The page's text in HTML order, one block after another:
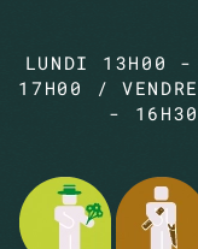
LUNDI 13H00
17H00 /
-